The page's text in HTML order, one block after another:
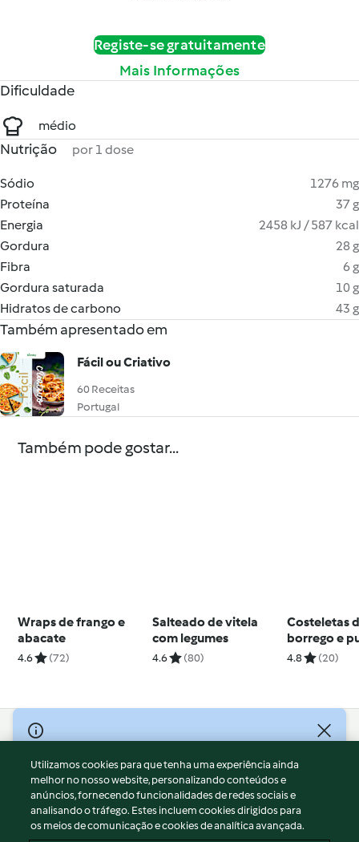
Registe-se gratuitamente
Mais Informações
Dificuldade
médio
Nutrição por 1 dose
Sódio
1276 mg
Proteína
37 g
Energia
2458 kJ / 587 kcal
Gordura
28 g
Fibra
6 g
Gordura saturada
10 g
Hidratos de carbono
43 g
Também apresentado em
Fácil ou Criativo
60 Receitas
Portugal
Também pode gostar...
Wraps de frango e
abacate
4.6 (72)
Salteado de vitela
com legumes
4.6 (80)
Costeletas
borrego e
ervilhas e
4.8 (20)
© Copyright 2026
Termos de Utilização
Aviso sobre Proteção de Dados
Aviso
Apoio legal
Utilizamos cookies para que tenha uma experiência ainda
melhor no nosso website, personalizando conteúdos e
anúncios, fornecendo funcionalidades de redes sociais e
analisando o tráfego. Estes incluem cookies dirigidos para
os meios de comunicação e cookies de analítica avançada.